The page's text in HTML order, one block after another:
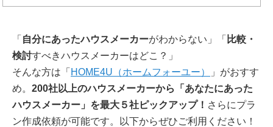
「 自分にあったハウスメーカーがわからない」「 比較・
検討すべきハウスメーカーはどこ？」
そんな方は「 HOME4U（ホームフォーユー）
」がおすす
め。 200社以上のハウスメーカーから「あなたにあった
ハウスメーカー」を最大５社ピックアップ！ さらにプラ
ン作成依頼が可能です。以下からぜひご利用ください！